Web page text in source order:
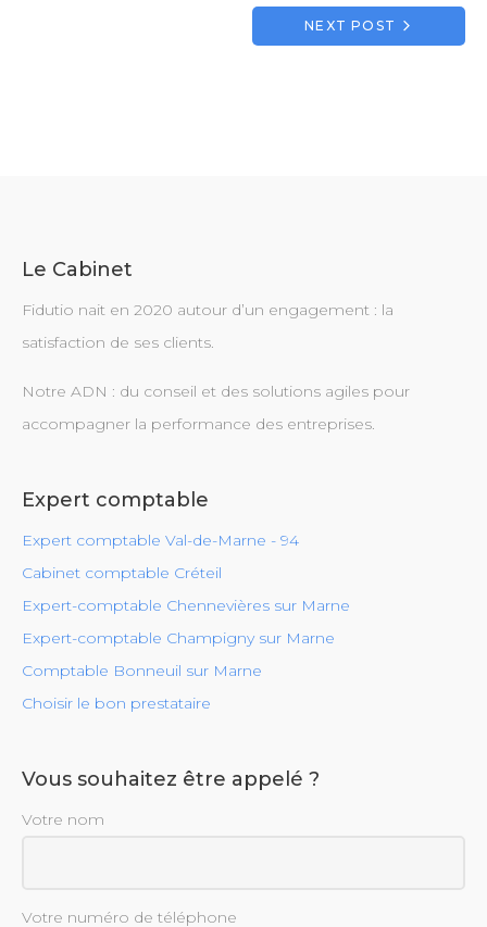
NEXT POST
Le Cabinet
Fidutio nait en 2020 autour d’un engagement : la
satisfaction de ses clients.
Notre ADN : du conseil et des solutions agiles pour
accompagner la performance des entreprises.
Expert comptable
Expert comptable Val-de-Marne - 94
Cabinet comptable Créteil
Expert-comptable Chennevières sur Marne
Expert-comptable Champigny sur Marne
Comptable Bonneuil sur Marne
Choisir le bon prestataire
Vous souhaitez être appelé ?
Votre nom
Votre numéro de téléphone